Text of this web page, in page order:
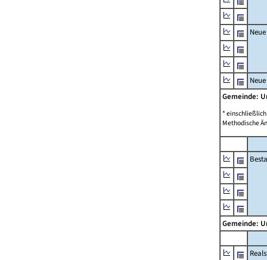
Gemeinde:
*
Methodische
Gemeinde: